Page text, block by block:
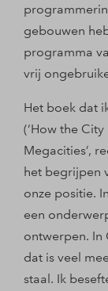
gebouwen
programma
vrij
Het boek dat
(‘How the
Megacities’,
het begrijpen
onze positie.
een
ontwerpen. In
dat is veel
staal. Ik